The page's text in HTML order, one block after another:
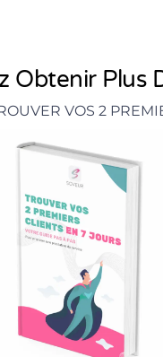
Obtenir Plus
VOS 2